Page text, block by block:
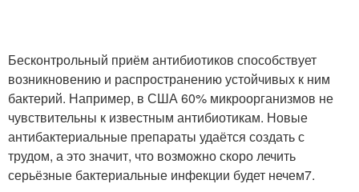
Бесконтрольный приём антибиотиков способствует
возникновению и распространению устойчивых к ним
бактерий. Например, в США 60% микроорганизмов не
чувствительны к известным антибиотикам. Новые
антибактериальные препараты удаётся создать с
трудом, а это значит, что возможно скоро лечить
серьёзные бактериальные инфекции будет нечем7.